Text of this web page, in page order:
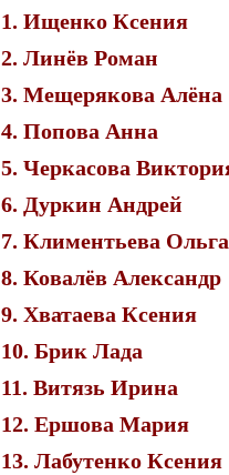
1. Ищенко Ксения
2. Линёв Роман
3. Мещерякова Алёна
4. Попова Анна
5. Черкасова
6. Дуркин Андрей
7. Климентьева Ольга
8. Ковалёв Александр
9. Хватаева Ксения
10. Брик Лада
11. Витязь Ирина
12. Ершова Мария
13. Лабутенко Ксения